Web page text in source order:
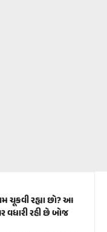
ચૂકવી રહ્યા છો? આ
વધારી રહી છે બોજ